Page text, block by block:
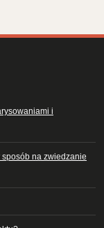
i
na zwiedzanie